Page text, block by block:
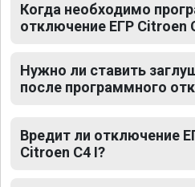
Когда необходимо
отключение ЕГР Citroen
Нужно ли ставить
после программного
Вредит ли отключение
Citroen C4 I?